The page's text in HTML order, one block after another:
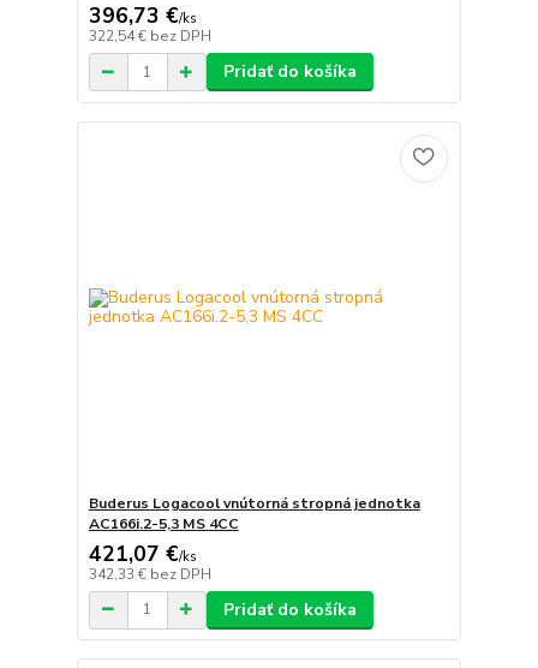
396,73 €/ks
322,54 € bez DPH
Pridať do košíka
Buderus Logacool vnútorná stropná jednotka
AC166i.2-5,3 MS 4CC
421,07 €/ks
342,33 € bez DPH
Pridať do košíka